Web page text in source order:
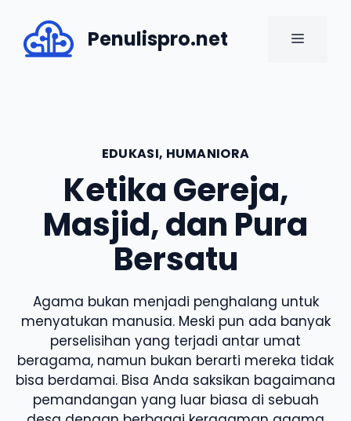
content
Penulispro.net MENU
EDUKASI, HUMANIORA
Ketika Gereja,
Masjid, dan Pura
Bersatu
Agama bukan menjadi penghalang untuk
menyatukan manusia. Meski pun ada banyak
perselisihan yang terjadi antar umat
beragama, namun bukan berarti mereka tidak
bisa berdamai. Bisa Anda saksikan bagaimana
pemandangan yang luar biasa di sebuah